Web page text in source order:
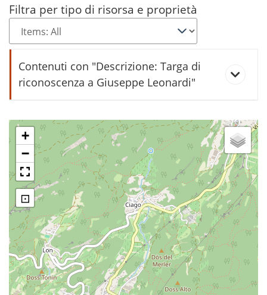
Filtra per tipo di risorsa e proprietà
Contenuti con "Descrizione: Targa di
riconoscenza a Giuseppe Leonardi"
41 anni nei vigili del fuoco
+
−
⊡